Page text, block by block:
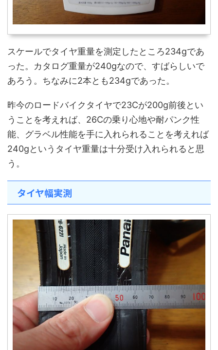
スケールでタイヤ重量を測定したところ234gであ
った。カタログ重量が240gなので、すばらしいで
あろう。ちなみに2本とも234gであった。
昨今のロードバイクタイヤで23Cが200g前後とい
うことを考えれば、26Cの乗り心地や耐パンク性
能、グラベル性能を手に入れられることを考えれば
240gというタイヤ重量は十分受け入れられると思
う。
タイヤ幅実測